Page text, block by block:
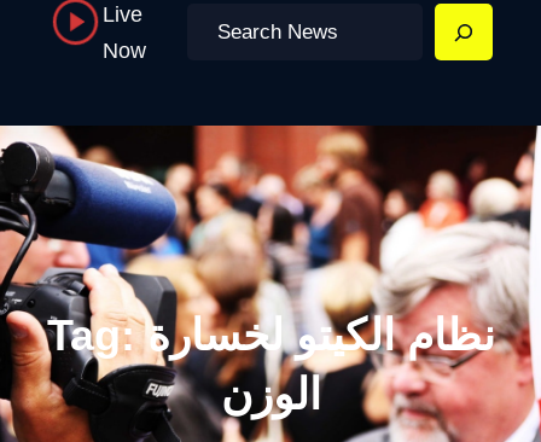
Live
Now
Search
Tag:نظام الكيتو لخسارة
الوزن